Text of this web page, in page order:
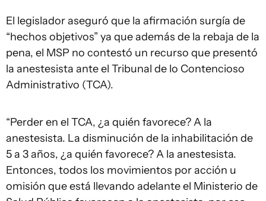
El legislador aseguró que la afirmación surgía de
“hechos objetivos” ya que además de la rebaja de la
pena, el MSP no contestó un recurso que presentó
la anestesista ante el Tribunal de lo Contencioso
Administrativo (TCA).
“Perder en el TCA, ¿a quién favorece? A la
anestesista. La disminución de la inhabilitación de
5 a 3 años, ¿a quién favorece? A la anestesista.
Entonces, todos los movimientos por acción u
omisión que está llevando adelante el Ministerio de